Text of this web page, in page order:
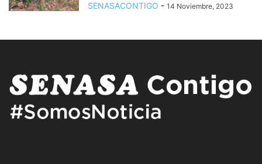
SENASACONTIGO - 14 Noviembre, 2023